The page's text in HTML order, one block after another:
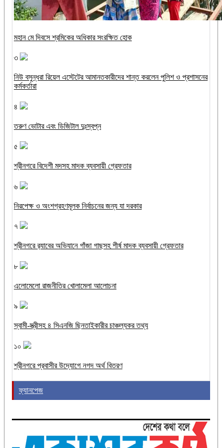
মহান মে দিবসে শ্রমিকের অধিকার সংরক্ষিত হোক
৩
নিউ বসুন্ধরা রিয়েল এস্টেটের আমানতকারীদের শান্ত করলেন পুলিশ ও প্রশাসনের
কর্মকর্তারা
৪
তরুণ ভোটার এবং ডিজিটাল দুঃস্বপ্ন
৫
শ্রীনগরে বিদেশী মদসহ মাদক ব্যবসায়ী গ্রেফতার
৬
নিরপেক্ষ ও অংশগ্রহণমূলক নির্বাচনের জন্য যা দরকার
৭
শ্রীনগরে র‌্যাবের অভিযানে গাঁজা গাছসহ শীর্ষ মাদক ব্যবসায়ী গ্রেফতার
৮
এলোমেলো রাজনীতির খোলামেলা আলোচনা
৯
স্বামী-স্ত্রীসহ ৪ সিএনজি ছিনতাইকারীর চাঞ্চল্যকর তথ্য
১০
শ্রীনগরে প্রবাসীর উদ্যোগে নগদ অর্থ বিতরণ
ফ্যানপেজ